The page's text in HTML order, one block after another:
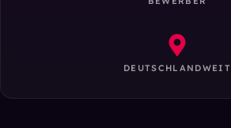
DEUTSCHLANDWEIT